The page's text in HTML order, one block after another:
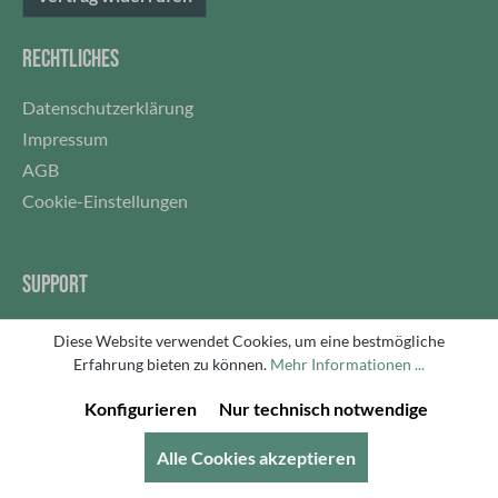
Transporttasche Gewicht: 6 kgIdeal für: 4x4-Fahrzeuge,
private Offroad-Bergungen.
RECHTLICHES
Datenschutzerklärung
Impressum
AGB
Cookie-Einstellungen
SUPPORT
Widerrufsbelehrung
Widerruf
Diese Website verwendet Cookies, um eine bestmögliche
Erfahrung bieten zu können. Mehr Informationen ...
Nur technisch notwendige
Konfigurieren
Alle Cookies akzeptieren